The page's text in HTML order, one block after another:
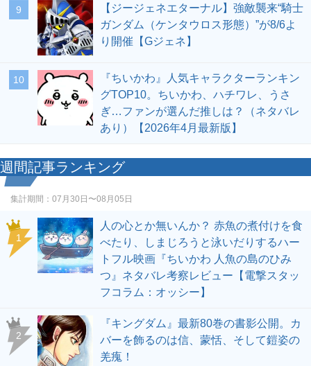
9
【ジージェネエターナル】強敵襲来“騎士
ガンダム（ケンタウロス形態）”が8/6よ
り開催【Gジェネ】
10
『ちいかわ』人気キャラクターランキン
グTOP10。ちいかわ、ハチワレ、うさ
ぎ…ファンが選んだ推しは？（ネタバレ
あり）【2026年4月最新版】
週間記事ランキング
集計期間： 07月30日〜08月05日
1
人の心とか無いんか？ 赤魚の煮付けを食
べたり、しまじろうと泳いだりするハー
トフル映画『ちいかわ 人魚の島のひみ
つ』ネタバレ考察レビュー【電撃スタッ
フコラム：オッシー】
2
『キングダム』最新80巻の書影公開。カ
バーを飾るのは信、蒙恬、そして鎧姿の
羌瘣！